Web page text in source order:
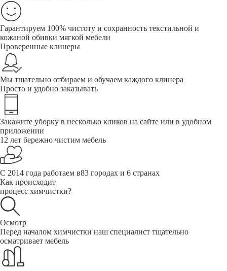
Гарантируем 100% чистоту и сохранность текстильной и
кожаной обивки мягкой мебели
Проверенные клинеры
Мы тщательно отбираем и обучаем каждого клинера
Просто и удобно заказывать
Закажите уборку в несколько кликов на сайте или в удобном
приложении
12 лет бережно чистим мебель
С 2014 года работаем в83 городах и 6 странах
Как происходит
процесс химчистки?
Осмотр
Перед началом химчистки наш специалист тщательно
осматривает мебель